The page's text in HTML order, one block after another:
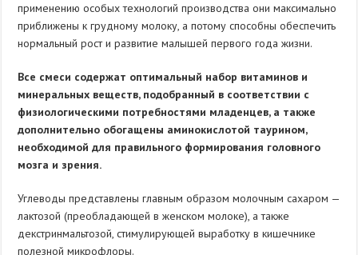
применению особых технологий производства они максимально
приближены к грудному молоку, а потому способны обеспечить
нормальный рост и развитие малышей первого года жизни.
Все смеси содержат оптимальный набор витаминов и
минеральных веществ, подобранный в соответствии с
физиологическими потребностями младенцев, а также
дополнительно обогащены аминокислотой таурином,
необходимой для правильного формирования головного
мозга и зрения.
Углеводы представлены главным образом молочным сахаром —
лактозой (преобладающей в женском молоке), а также
декстринмальтозой, стимулирующей выработку в кишечнике
полезной микрофлоры.